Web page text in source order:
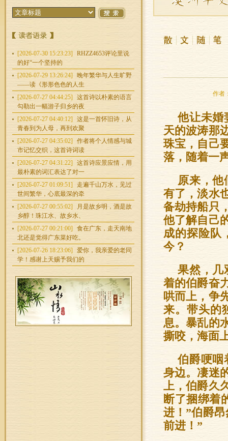
[2026-07-30 15:23:23]
RHZZ4653评论里说
的好“一个坚持的
[2026-07-29 13:26:24]
晚年繁华与人生旷野
——读《形形色色的人生
[2026-07-27 04:44:25]
这首诗以朴素的语言
勾勒出一幅游子归乡的夜
[2026-07-27 04:40:12]
这是一首怀旧诗，从
青春到为人母，再到欢聚
[2026-07-27 04:35:02]
作者将个人情感与城
市记忆交织，这首诗词读
[2026-07-27 04:31:22]
这首诗应景应情，用
最朴素的词汇表达了对一
[2026-07-27 01:09:51]
走遍千山万水，见过
世间繁华，心底最深的牵
[2026-07-27 00:55:02]
月是故乡明，酒是故
乡醇！珠江水、故乡水、
[2026-07-27 00:21:00]
食在广东，走天南地
北还是觉得广东菜好吃。
[2026-07-26 18:23:06]
爱你，我亲爱的老同
学！感谢上天赐予我们的
作者
他让未婚
天的波涛那
珠宝，自己
落，随着一
原来，他
有了，淡水
备劫持船只
他了解自己
成的探险队
今？
果然，几
着的伯爵奋
哄而上，争
来。带头的
息。暴乱的
撕咬，海面
伯爵哽咽
身边。凄迷
上，伯爵久
断了捆绑着
进！”伯爵
前进！”